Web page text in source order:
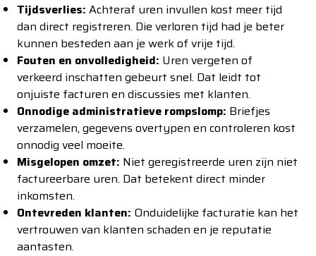
Tijdsverlies: Achteraf uren invullen kost meer tijd
dan direct registreren. Die verloren tijd had je beter
kunnen besteden aan je werk of vrije tijd.
Fouten en onvolledigheid: Uren vergeten of
verkeerd inschatten gebeurt snel. Dat leidt tot
onjuiste facturen en discussies met klanten.
Onnodige administratieve rompslomp: Briefjes
verzamelen, gegevens overtypen en controleren kost
onnodig veel moeite.
Misgelopen omzet: Niet geregistreerde uren zijn niet
factureerbare uren. Dat betekent direct minder
inkomsten.
Ontevreden klanten: Onduidelijke facturatie kan het
vertrouwen van klanten schaden en je reputatie
aantasten.